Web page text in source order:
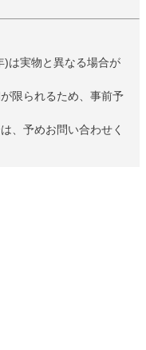
)は実物と異なる場合が
限られるため、事前予
、予めお問い合わせく